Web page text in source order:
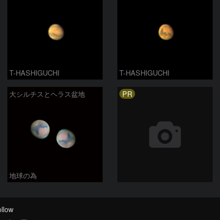
T-HASHIGUCHI T-HASHIGUCHI
大シルチスとヘラス盆地
地球の為
PR